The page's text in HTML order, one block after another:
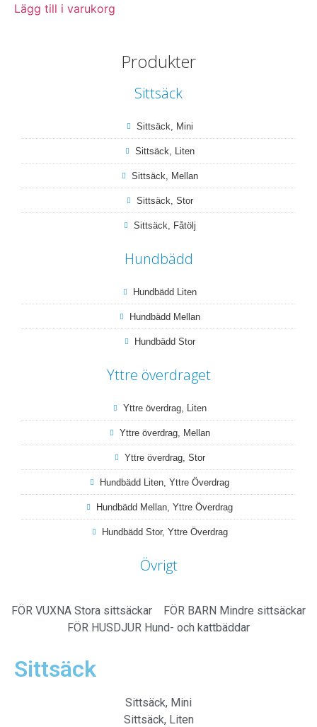
Produkter
Sittsäck
Sittsäck, Mini
Sittsäck, Liten
Sittsäck, Mellan
Sittsäck, Stor
Sittsäck, Fåtölj
Hundbädd
Hundbädd Liten
Hundbädd Mellan
Hundbädd Stor
Yttre överdraget
Yttre överdrag, Liten
Yttre överdrag, Mellan
Yttre överdrag, Stor
Hundbädd Liten, Yttre Överdrag
Hundbädd Mellan, Yttre Överdrag
Hundbädd Stor, Yttre Överdrag
Övrigt
Lägg till i varukorg
FÖR VUXNA Stora sittsäckar FÖR BARN Mindre sittsäckar
FÖR HUSDJUR Hund- och kattbäddar
Sittsäck
Sittsäck, Mini
Sittsäck, Liten